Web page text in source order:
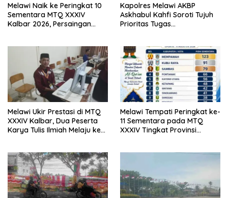
Melawi Naik ke Peringkat 10
Sementara MTQ XXXIV
Kalbar 2026, Persaingan
Kapolres Melawi AKBP
Askhabul Kahfi Soroti Tujuh
Prioritas Tugas
Melawi Ukir Prestasi di MTQ
XXXIV Kalbar, Dua Peserta
Karya Tulis Ilmiah Melaju ke
Melawi Tempati Peringkat ke-
11 Sementara pada MTQ
XXXIV Tingkat Provinsi